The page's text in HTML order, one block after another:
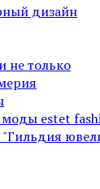
дизайн
не только
estet